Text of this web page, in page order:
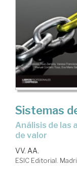
Sistemas
análisis de las actividades primarias de la cadena
de valor
VV. AA.
ESIC Editorial.